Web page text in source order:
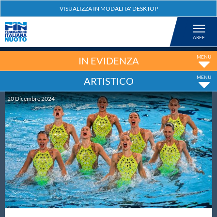
Nuoto
Tuffi
Artistico
Fondo
Salvamento
IN EVIDENZA
ARTISTICO
20Dicembre2024